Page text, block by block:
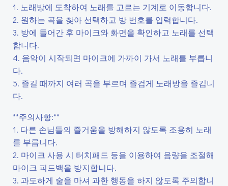
1. 노래방에 도착하여 노래를 고르는 기계로 이동합니다.
2. 원하는 곡을 찾아 선택하고 방 번호를 입력합니다.
3. 방에 들어간 후 마이크와 화면을 확인하고 노래를 선택
합니다.
4. 음악이 시작되면 마이크에 가까이 가서 노래를 부릅니
다.
5. 즐길 때까지 여러 곡을 부르며 즐겁게 노래방을 즐깁니
다.
**주의사항:**
1. 다른 손님들의 즐거움을 방해하지 않도록 조용히 노래
를 부릅니다.
2. 마이크 사용 시 터치패드 등을 이용하여 음량을 조절해
마이크 피드백을 방지합니다.
3. 과도하게 술을 마셔 과한 행동을 하지 않도록 주의합니